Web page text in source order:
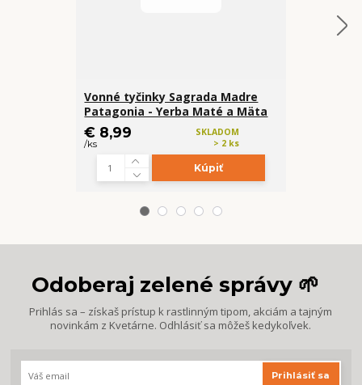
Vonné tyčinky Sagrada Madre
Patagonia - Yerba Maté a Mäta
€ 8,99
/ks
SKLADOM
> 2 ks
Kúpiť
Odoberaj zelené správy 🌱
Prihlás sa – získaš prístup k rastlinným tipom, akciám a tajným
novinkám z Kvetárne. Odhlásiť sa môžeš kedykoľvek.
Prihlásiť sa